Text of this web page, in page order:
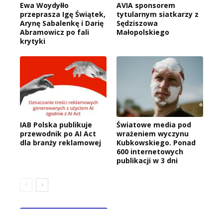
Ewa Woydyłło
przeprasza Igę Świątek,
Arynę Sabalenkę i Darię
Abramowicz po fali
krytyki
AVIA sponsorem
tytularnym siatkarzy z
Sędziszowa
Małopolskiego
IAB Polska publikuje
przewodnik po AI Act
dla branży reklamowej
Światowe media pod
wrażeniem wyczynu
Kubkowskiego. Ponad
600 internetowych
publikacji w 3 dni